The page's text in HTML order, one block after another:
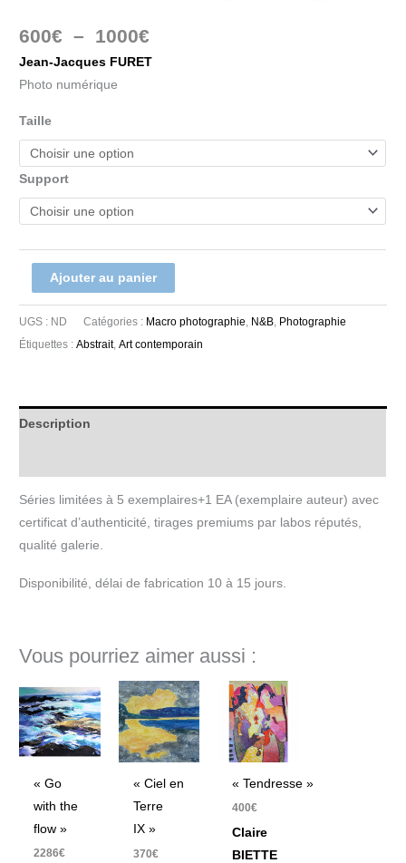
600€ – 1000€
Jean-Jacques FURET
Photo numérique
Taille
Support
Ajouter au panier
UGS : ND Catégories : Macro photographie, N&B, Photographie
Étiquettes :Abstrait,Art contemporain
Description
Séries limitées à 5 exemplaires+1 EA (exemplaire auteur) avec
certificat d’authenticité, tirages premiums par labos réputés,
qualité galerie.
Disponibilité, délai de fabrication 10 à 15 jours.
Vous pourriez aimer aussi :
« Go
with the
flow »
2286€
« Ciel en
Terre
IX »
370€
« Tendresse »
400€
Claire
BIETTE